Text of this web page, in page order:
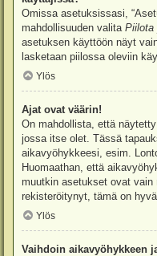
Omissa asetuksissasi,
mahdollisuuden valita Piilota
asetuksen käyttöön näyt
lasketaan piilossa oleviin
Ylös
Ajat ovat väärin!
On mahdollista, että
jossa itse olet. Tässä
aikavyöhykkeesi, esim.
Huomaathan, että
muutkin asetukset ovat
rekisteröitynyt, tämä on
Ylös
Vaihdoin aikavyöhykkeen